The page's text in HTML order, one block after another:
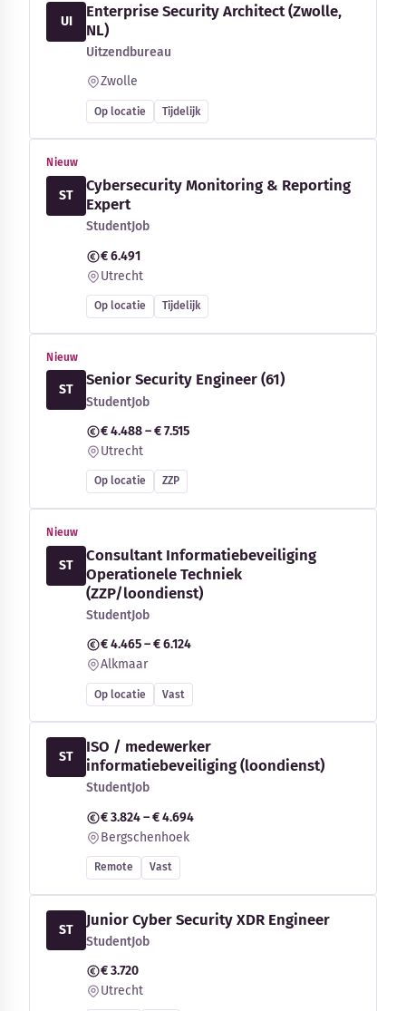
UI
Enterprise Security Architect (Zwolle,
NL)
Uitzendbureau
Zwolle
Op locatie Tijdelijk
Nieuw
ST
Cybersecurity Monitoring & Reporting
Expert
StudentJob
€ 6.491
Utrecht
Op locatie Tijdelijk
Nieuw
ST
Senior Security Engineer (61)
StudentJob
€ 4.488 – € 7.515
Utrecht
Op locatie ZZP
Nieuw
ST
Consultant Informatiebeveiliging
Operationele Techniek
(ZZP/loondienst)
StudentJob
€ 4.465 – € 6.124
Alkmaar
Op locatie Vast
ST
ISO / medewerker
informatiebeveiliging (loondienst)
StudentJob
€ 3.824 – € 4.694
Bergschenhoek
Remote Vast
ST
Junior Cyber Security XDR Engineer
StudentJob
€ 3.720
Utrecht